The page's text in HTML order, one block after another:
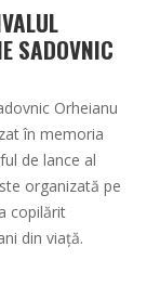
SADOVNIC
Orheianu
în memoria
de lance al
organizată pe
copilărit
din viață.